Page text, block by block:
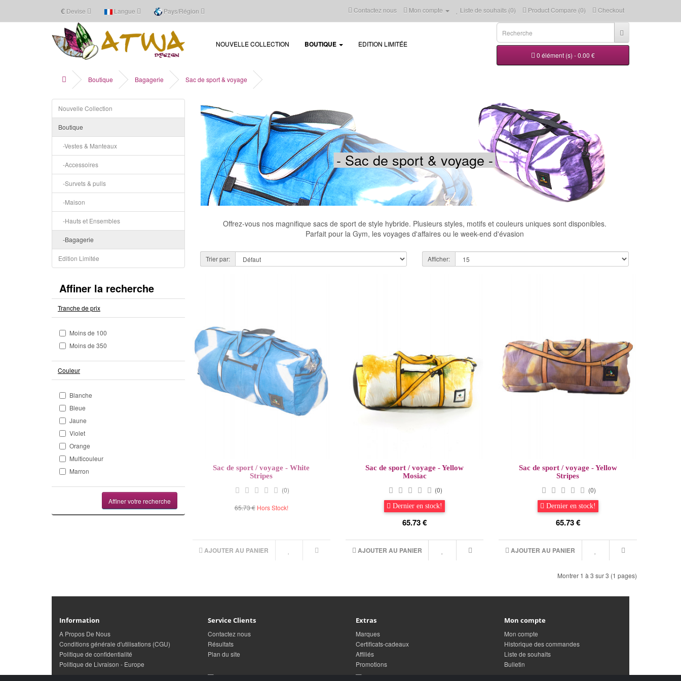
€ Devise Langue Pays/Région Contactez nous Mon compte Liste de souhaits (0) Product Compare (0) Checkout
NOUVELLE COLLECTION BOUTIQUE
EDITION LIMITÉE
0 élément (s) - 0.00 €
Boutique Bagagerie Sac de sport & voyage
Nouvelle Collection
Boutique
-Vestes & Manteaux
-Accessoires
-Survets & pulls
-Maison
-Hauts et Ensembles
-Bagagerie
Edition Limitée
Affiner la recherche
Tranche de prix
Moins de 100
Moins de 350
Couleur
Blanche
Bleue
Jaune
Violet
Orange
Multicouleur
Marron
Affiner votre recherche
- Sac de sport & voyage -
Offrez-vous nos magnifique sacs de sport de style hybride. Plusieurs styles, motifs et couleurs uniques sont disponibles.
Parfait pour la Gym, les voyages d'affaires ou le week-end d'évasion
Trier par: Afficher:
Sac de sport / voyage - White
Stripes
(0)
65.73 €Hors Stock!
AJOUTER AU PANIER
Sac de sport / voyage - Yellow
Mosiac
(0)
Dernier en stock!
65.73 €
AJOUTER AU PANIER
Sac de sport / voyage - Yellow
Stripes
(0)
Dernier en stock!
65.73 €
AJOUTER AU PANIER
Montrer 1 à 3 sur 3 (1 pages)
Information
A Propos De Nous
Conditions générale d'utilisations (CGU)
Politique de confidentialité
Politique de Livraison - Europe
Service Clients
Contactez nous
Résultats
Plan du site
Extras
Marques
Certificats-cadeaux
Affiliés
Promotions
Mon compte
Mon compte
Historique des commandes
Liste de souhaits
Bulletin